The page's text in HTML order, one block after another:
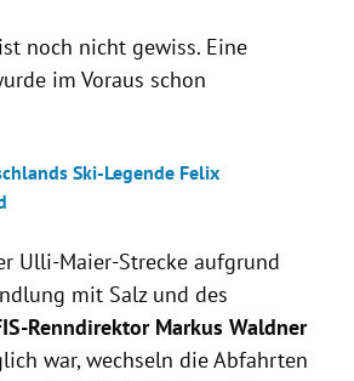
noch nicht gewiss. Eine
im Voraus schon
Ski-Legende Felix
Ulli-Maier-Strecke aufgrund
mit Salz und des
Renndirektor Markus Waldner
war, wechseln die Abfahrten